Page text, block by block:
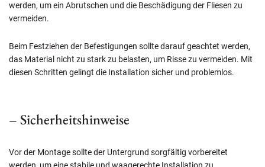
werden, um ein Abrutschen und die Beschädigung der Fliesen zu
vermeiden.
Beim Festziehen der Befestigungen sollte darauf geachtet werden,
das Material nicht zu stark zu belasten, um Risse zu vermeiden. Mit
diesen Schritten gelingt die Installation sicher und problemlos.
– Sicherheitshinweise
Vor der Montage sollte der Untergrund sorgfältig vorbereitet